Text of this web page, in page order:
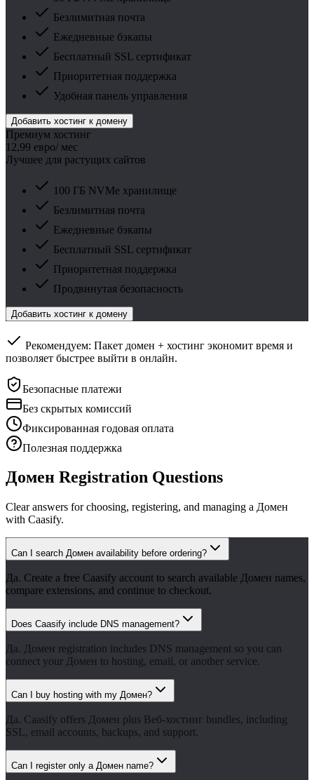
Безлимитная почта
Ежедневные бэкапы
Бесплатный SSL сертификат
Приоритетная поддержка
Удобная панель управления
Добавить хостинг к домену
Премиум хостинг
12,99 евро/ мес
Лучшее для растущих сайтов
100 ГБ NVMe хранилище
Безлимитная почта
Ежедневные бэкапы
Бесплатный SSL сертификат
Приоритетная поддержка
Продвинутая безопасность
Добавить хостинг к домену
Рекомендуем: Пакет домен + хостинг экономит время и
позволяет быстрее выйти в онлайн.
Безопасные платежи
Без скрытых комиссий
Фиксированная годовая оплата
Полезная поддержка
Домен Registration Questions
Clear answers for choosing, registering, and managing a Домен
with Caasify.
Can I search Домен availability before ordering?
Да. Create a free Caasify account to search available Домен names,
compare extensions, and continue to checkout.
Does Caasify include DNS management?
Да. Домен registration includes DNS management so you can
connect your Домен to hosting, email, or another service.
Can I buy hosting with my Домен?
Да. Caasify offers Домен plus Веб-хостинг bundles, including
SSL, email accounts, backups, and support.
Can I register only a Домен name?